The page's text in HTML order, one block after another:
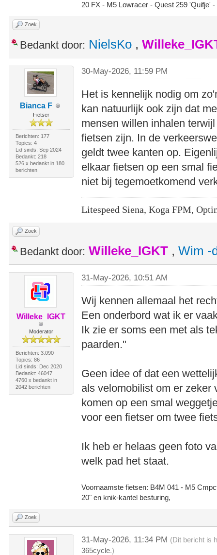
20 FX - M5 Lowracer - Quest 259 'Quifje'
Zoek
Bedankt door: NielsKo ,
Bianca F
Fietser
Berichten: 177
Topics: 4
Lid sinds: Sep 2024
Bedankt: 218
526 x bedankt in 180
berichten
30-May-2026, 11:59 PM
Het is kennelijk nodig om
kan natuurlijk ook zijn dat
mensen willen inhalen
fietsen zijn. In de
geldt twee kanten op.
elkaar fietsen op een smal
niet bij tegemoetkomend
Litespeed Siena, Koga FPM,
Zoek
Bedankt door: Willeke_IGKT , Wim -
Willeke_IGKT
Moderator
Berichten: 3.090
Topics: 86
Lid sinds: Dec 2020
Bedankt: 46047
4760 x bedankt in
2042 berichten
31-May-2026, 10:51 AM
Wij kennen allemaal het
Een onderbord wat ik er
Ik zie er soms een met als
paarden."
Geen idee of dat een
als velomobilist om er zeker
komen op een smal
voor een fietser om twee
Ik heb er helaas geen foto
welk pad het staat.
Voornaamste fietsen: B4M 041 - M5
20" en knik-kantel besturing,
Zoek
31-May-2026, 11:34 PM (Dit bericht is
365cycle.)